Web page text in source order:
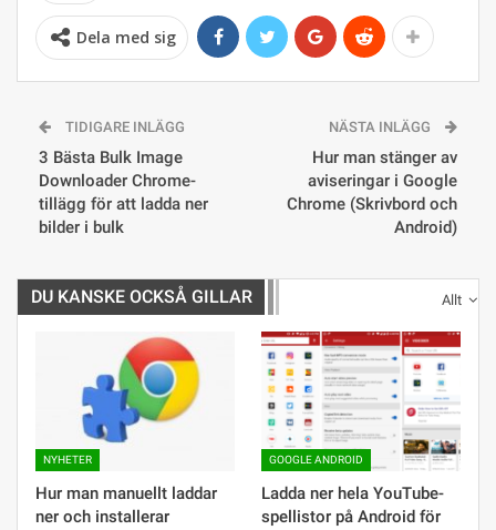
Dela med sig
TIDIGARE INLÄGG
3 Bästa Bulk Image
Downloader Chrome-
tillägg för att ladda ner
bilder i bulk
NÄSTA INLÄGG
Hur man stänger av
aviseringar i Google
Chrome (Skrivbord och
Android)
Allt
DU KANSKE OCKSÅ GILLAR
NYHETER
Hur man manuellt laddar
ner och installerar
GOOGLE ANDROID
Ladda ner hela YouTube-
spellistor på Android för